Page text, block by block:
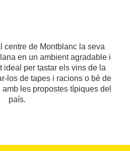
centre de Montblanc la seva
en un ambient agradable i
ideal per tastar els vins de la
los de tapes i racions o bé de
les propostes típiques del
país.